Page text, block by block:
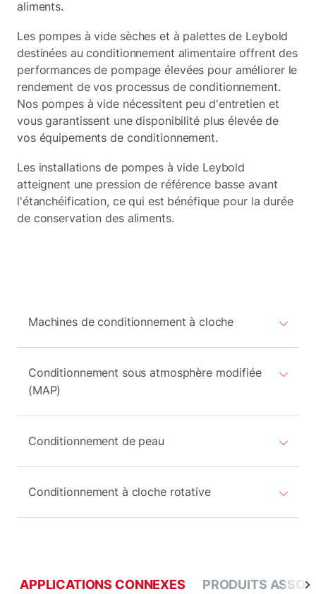
aliments.
Les pompes à vide sèches et à palettes de Leybold
destinées au conditionnement alimentaire offrent des
performances de pompage élevées pour améliorer le
rendement de vos processus de conditionnement.
Nos pompes à vide nécessitent peu d'entretien et
vous garantissent une disponibilité plus élevée de
vos équipements de conditionnement.
Les installations de pompes à vide Leybold
atteignent une pression de référence basse avant
l'étanchéification, ce qui est bénéfique pour la durée
de conservation des aliments.
Machines de conditionnement à cloche
Conditionnement sous atmosphère modifiée
(MAP)
Conditionnement de peau
Conditionnement à cloche rotative
APPLICATIONS CONNEXES PRODUITS